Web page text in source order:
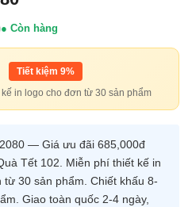
Còn hàng
Tiết kiệm 9%
in logo cho đơn từ 30 sản phẩm
— Giá ưu đãi 685,000đ
Tết 102. Miễn phí thiết kế in
30 sản phẩm. Chiết khấu 8-
Giao toàn quốc 2-4 ngày,